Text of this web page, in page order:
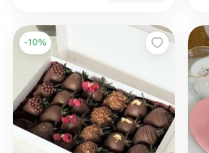
-10%